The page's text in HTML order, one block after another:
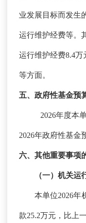
业发展目标而发生
运行维护经费等。
运行维护经费8.4
等方面。
五、政府性基金预
2026年度本
2026年政府性基金
六、其他重要事项
（一）机关运
本单位2026年
款25.2万元，比上